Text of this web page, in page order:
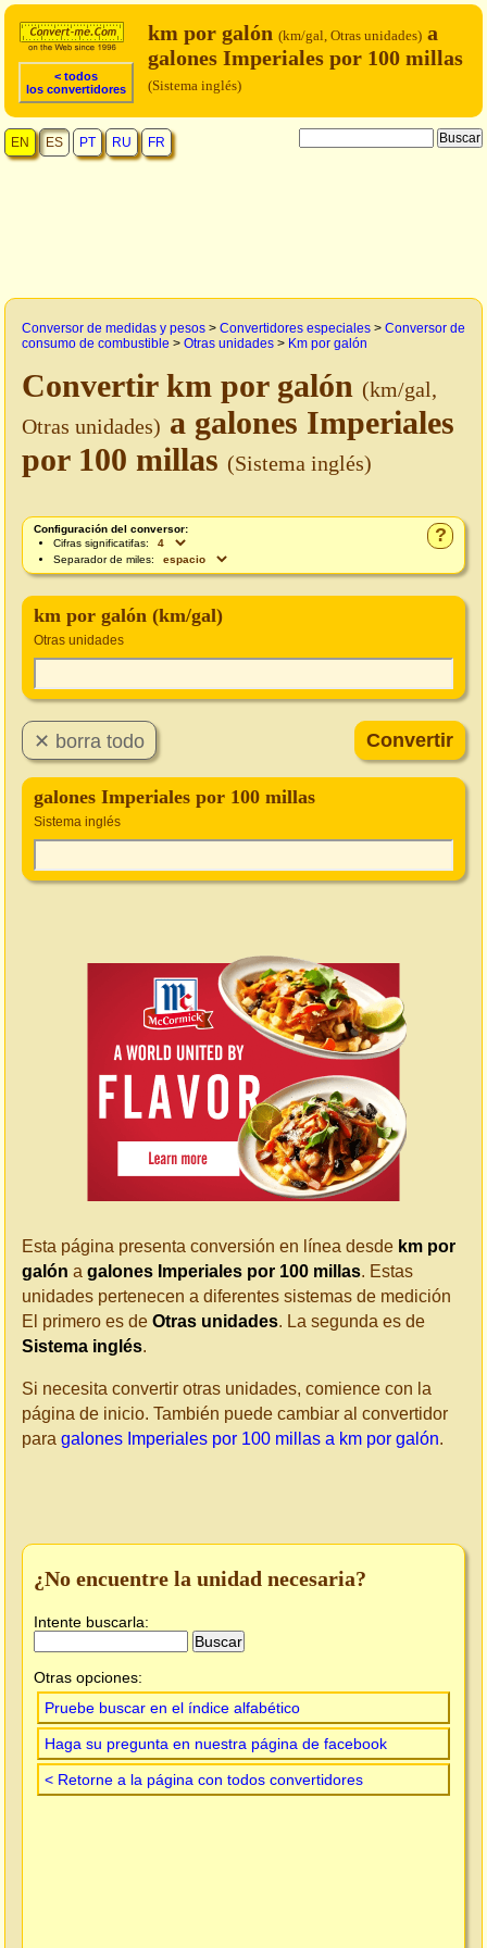
< todos
los convertidores
km por galón (km/gal, Otras unidades) a
galones Imperiales por 100 millas
(Sistema inglés)
EN ES PT RU FR
Conversor de medidas y pesos > Convertidores especiales > Conversor de
consumo de combustible > Otras unidades > Km por galón
Convertir km por galón (km/gal,
Otras unidades) a galones Imperiales
por 100 millas (Sistema inglés)
?
Configuración del conversor:
Cifras significatifas:
Separador de miles:
km por galón (km/gal)
Otras unidades
galones Imperiales por 100 millas
Sistema inglés
Esta página presenta conversión en línea desde km por
galón a galones Imperiales por 100 millas. Estas
unidades pertenecen a diferentes sistemas de medición
El primero es de Otras unidades. La segunda es de
Sistema inglés.
Si necesita convertir otras unidades, comience con la
página de inicio. También puede cambiar al convertidor
para galones Imperiales por 100 millas a km por galón.
¿No encuentre la unidad necesaria?
Intente buscarla:
Otras opciones:
Pruebe buscar en el índice alfabético
Haga su pregunta en nuestra página de facebook
< Retorne a la página con todos convertidores